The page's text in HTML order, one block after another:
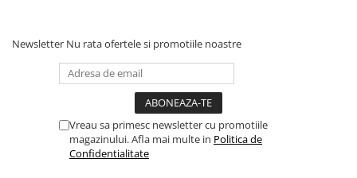
Newsletter Nu rata ofertele si promotiile noastre
Vreau sa primesc newsletter cu promotiile
magazinului. Afla mai multe in Politica de
Confidentialitate